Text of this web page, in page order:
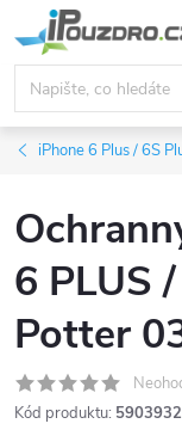
na
obsah
iPhone 6 Plus / 6S
6 PLUS
Potter
Kód produktu: